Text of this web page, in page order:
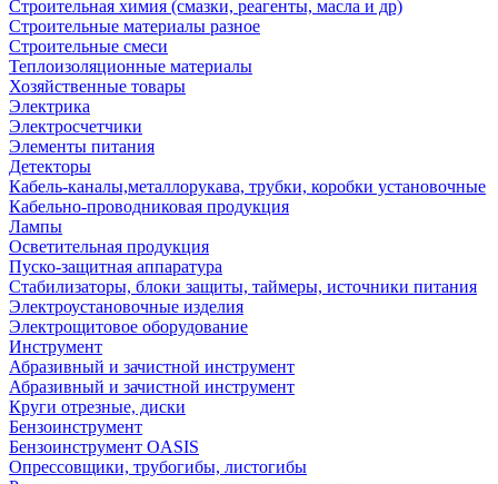
Строительная химия (смазки, реагенты, масла и др)
Строительные материалы разное
Строительные смеси
Теплоизоляционные материалы
Хозяйственные товары
Электрика
Электросчетчики
Элементы питания
Детекторы
Кабель-каналы,металлорукава, трубки, коробки установочные
Кабельно-проводниковая продукция
Лампы
Осветительная продукция
Пуско-защитная аппаратура
Стабилизаторы, блоки защиты, таймеры, источники питания
Электроустановочные изделия
Электрощитовое оборудование
Инструмент
Абразивный и зачистной инструмент
Абразивный и зачистной инструмент
Круги отрезные, диски
Бензоинструмент
Бензоинструмент OASIS
Опрессовщики, трубогибы, листогибы